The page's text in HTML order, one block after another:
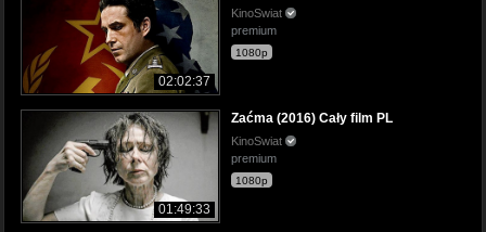
02:02:37
KinoSwiat
premium
1080p
01:49:33
Zaćma (2016) Cały film PL
KinoSwiat
premium
1080p